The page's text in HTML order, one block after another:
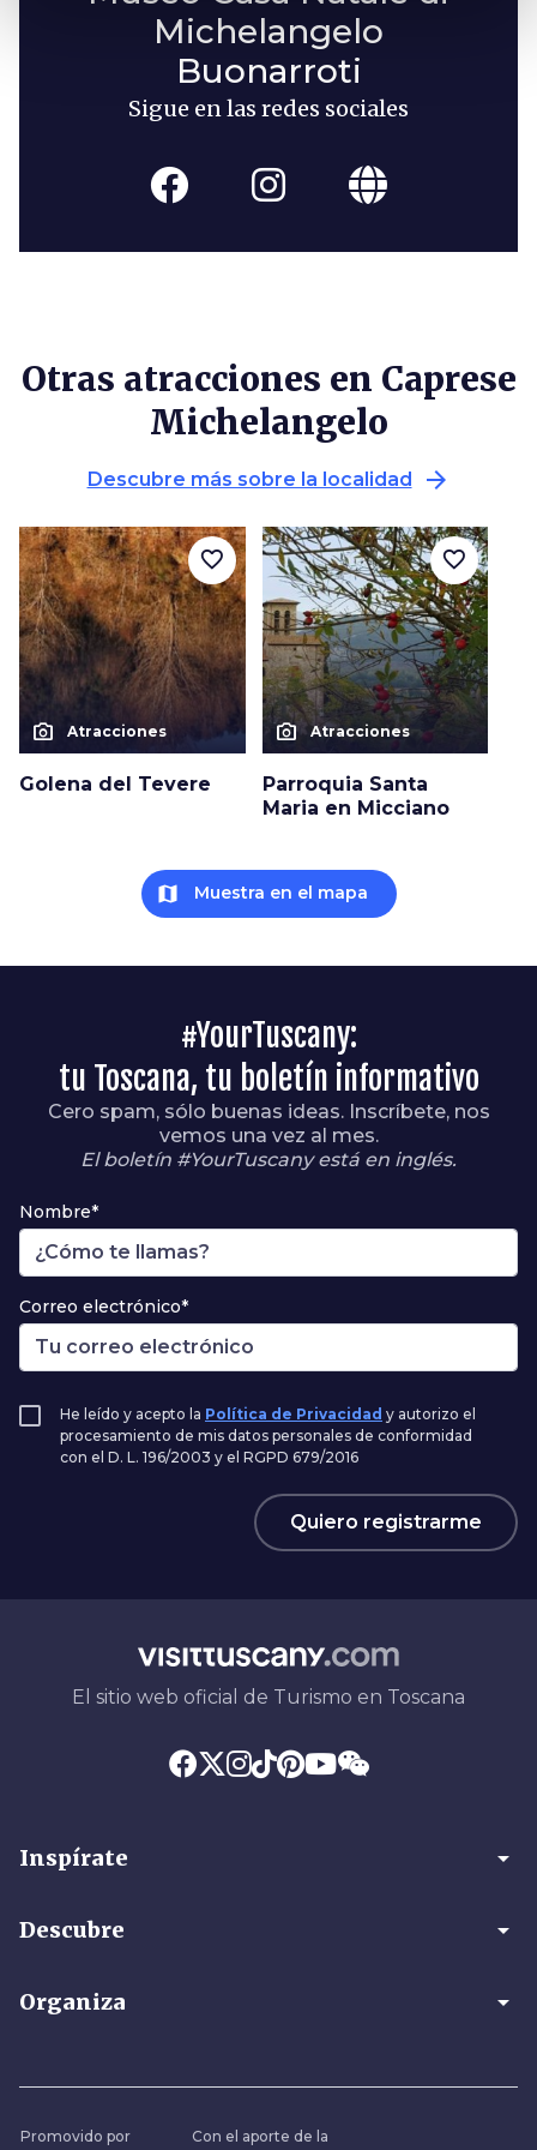
Michelangelo
Buonarroti
Sigue en las redes sociales
Otras atracciones en Caprese
Michelangelo
Descubre más sobre la localidad arrow_forward
photo_camera Atracciones
Golena del Tevere
favorite_border
photo_camera Atracciones
Parroquia Santa
Maria en Micciano
favorite_border
map Muestra en el mapa
#YourTuscany:
tu Toscana, tu boletín informativo
Cero spam, sólo buenas ideas. Inscríbete, nos
vemos una vez al mes.
El boletín #YourTuscany está en inglés.
Nombre*
Correo electrónico*
He leído y acepto la Política de Privacidad y autorizo el
procesamiento de mis datos personales de conformidad
con el D. L. 196/2003 y el RGPD 679/2016
Quiero registrarme
El sitio web oficial de Turismo en Toscana
Inspírate arrow_drop_down
Descubre arrow_drop_down
Organiza arrow_drop_down
Promovido por Con el aporte de la